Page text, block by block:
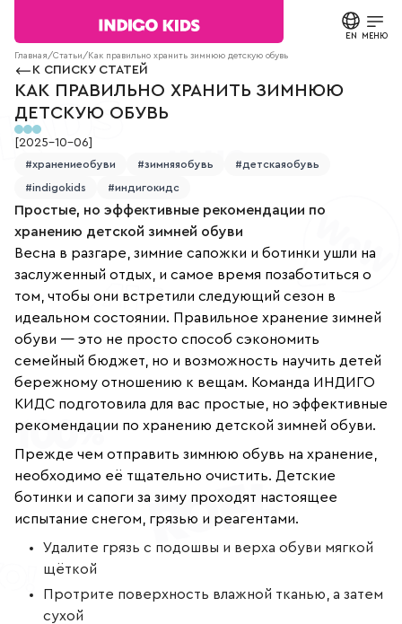
EN МЕНЮ
каталоге
КАТАЛОГ
О БРЕНДЕ
НОВОСТИ
СТАТЬИ
ПАРТНЕРАМ
МАГАЗИНЫ
КОНТАКТЫ
+7
777-
25
info@indigoshoes.ru
-
(МСК)
ВК
Канал в
Telegram
Канал
в
Дзен
сообщения
Согласие на
обработку
персональных
данных.
Политика
все
обязательны
к
заполнению
СВЯЗАТЬСЯ С НАМИ
Главная /Статьи / Как правильно хранить зимнюю детскую обувь
К СПИСКУ СТАТЕЙ
КАК ПРАВИЛЬНО ХРАНИТЬ ЗИМНЮЮ
ДЕТСКУЮ ОБУВЬ
2025-10-06
#хранениеобуви #зимняяобувь #детскаяобувь
#indigokids #индигокидс
Простые, но эффективные рекомендации по
хранению детской зимней обуви
Весна в разгаре, зимние сапожки и ботинки ушли на
заслуженный отдых, и самое время позаботиться о
том, чтобы они встретили следующий сезон в
идеальном состоянии. Правильное хранение зимней
обуви — это не просто способ сэкономить
семейный бюджет, но и возможность научить детей
бережному отношению к вещам. Команда ИНДИГО
КИДС подготовила для вас простые, но эффективные
рекомендации по хранению детской зимней обуви.
Прежде чем отправить зимнюю обувь на хранение,
необходимо её тщательно очистить. Детские
ботинки и сапоги за зиму проходят настоящее
испытание снегом, грязью и реагентами.
Удалите грязь с подошвы и верха обуви мягкой
щёткой
Протрите поверхность влажной тканью, а затем
сухой